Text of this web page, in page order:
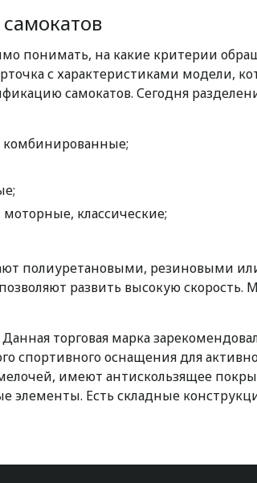
понимать, на какие критерии
с характеристиками модели,
самокатов. Сегодня
комбинированные;
классические;
полиуретановыми, резиновыми
развить высокую скорость.
торговая марка
спортивного оснащения для
имеют антискользящее
элементы. Есть складные